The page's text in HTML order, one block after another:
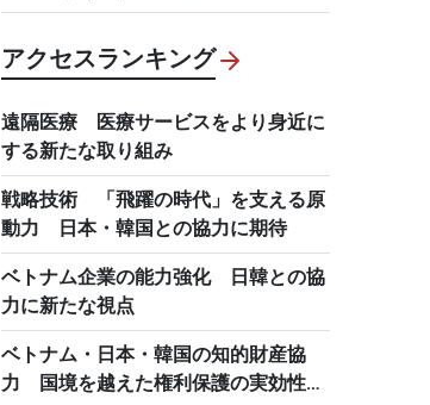
アクセスランキング
遠隔医療 医療サービスをより身近に
する新たな取り組み
戦略技術 「飛躍の時代」を支える原
動力 日本・韓国との協力に期待
ベトナム企業の能力強化 日韓との協
力に新たな視点
ベトナム・日本・韓国の知的財産協
力 国境を越えた権利保護の実効性を